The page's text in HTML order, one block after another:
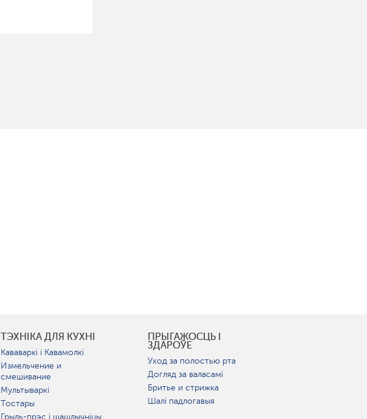
ТЭХНІКА ДЛЯ КУХНІ
Кававаркі і Кавамолкі
Измельчение и
смешивание
Мультываркі
Тостары
Грыль-прэс і шашлычніцы
ПРЫГАЖОСЦЬ І
ЗДАРОЎЕ
Уход за полостью рта
Догляд за валасамі
Бритье и стрижка
Шалі падлогавыя